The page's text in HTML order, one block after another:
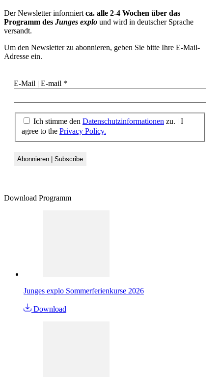
Der Newsletter informiert ca. alle 2-4 Wochen über das
Programm des Junges explo und wird in deutscher Sprache
versandt.
Um den Newsletter zu abonnieren, geben Sie bitte Ihre E-Mail-
Adresse ein.
E-Mail | E-mail *
Ich stimme den Datenschutzinformationen zu. | I
agree to the Privacy Policy.
Download Programm
Junges explo Sommerferienkurse 2026
Download